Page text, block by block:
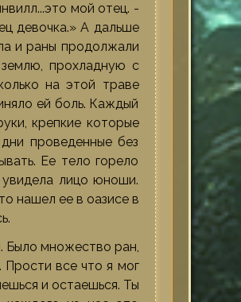
мой отец. -
девочка.» А дальше
и раны продолжали
прохладную с
на этой траве
ей боль. Каждый
крепкие которые
проведенные без
Ее тело горело
увидела лицо юноши.
нашел ее в оазисе в
Было множество ран,
все что я мог
и остаешься. Ты